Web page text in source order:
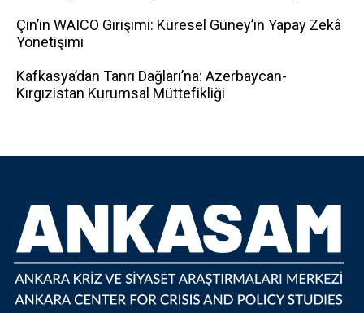
Çin’in WAICO Girişimi: Küresel Güney’in Yapay Zekâ
Yönetişimi
Kafkasya’dan Tanrı Dağları’na: Azerbaycan-
Kırgızistan Kurumsal Müttefikliği